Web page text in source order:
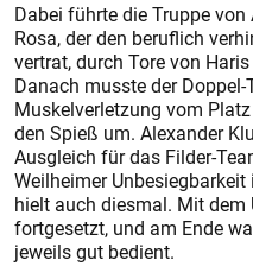
Dabei führte die Truppe
Rosa, der den beruflich
vertrat, durch Tore von
Danach musste der
Muskelverletzung vom
den Spieß um. Alexander
Ausgleich für das Filder-
Weilheimer
hielt auch diesmal. Mit dem
fortgesetzt, und am Ende
jeweils gut bedient.